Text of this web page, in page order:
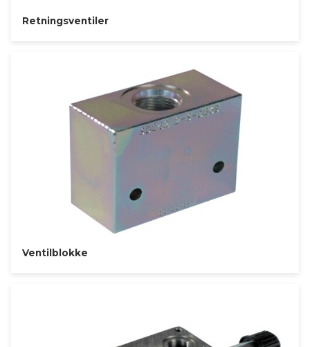
Retningsventiler
Ventilblokke